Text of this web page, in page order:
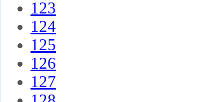
123
124
125
126
127